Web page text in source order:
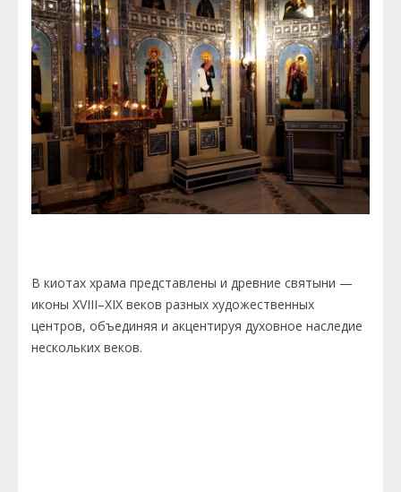
В киотах храма представлены и древние святыни —
иконы XVIII–XIX веков разных художественных
центров, объединяя и акцентируя духовное наследие
нескольких веков.